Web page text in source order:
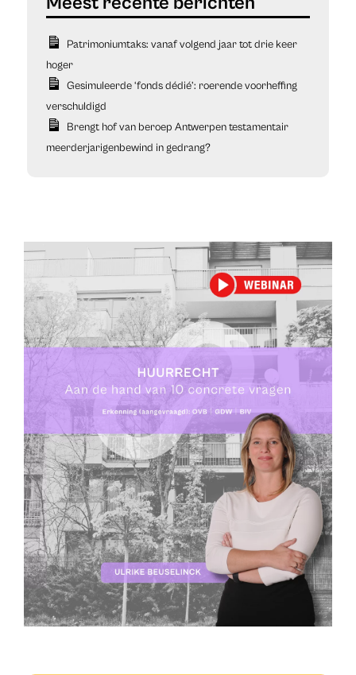
Patrimoniumtaks: vanaf volgend jaar tot drie keer
hoger
Gesimuleerde ‘fonds dédié’: roerende voorheffing
verschuldigd
Brengt hof van beroep Antwerpen testamentair
meerderjarigenbewind in gedrang?